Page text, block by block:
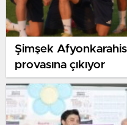
Şimşek
provasına çıkıyor